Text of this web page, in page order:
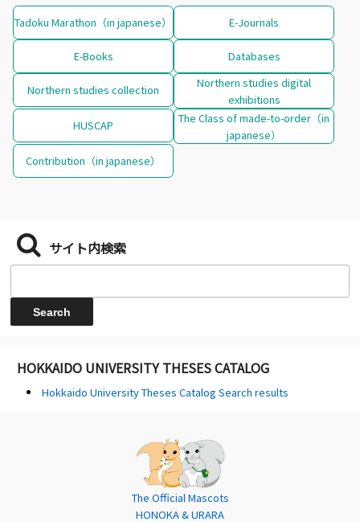
Tadoku Marathon（in japanese） E-Journals
E-Books Databases
Northern studies collection
Northern studies digital
exhibitions
HUSCAP
The Class of made-to-order（in
japanese）
Contribution（in japanese）
サイト内検索
HOKKAIDO UNIVERSITY THESES CATALOG
Hokkaido University Theses Catalog Search results
The Official Mascots
HONOKA & URARA